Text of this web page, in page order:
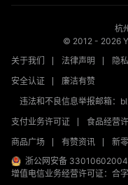
杭
© 2012 - 2026
关于我们
法律声明 隐
安全认证
廉洁有赞
违法和不良信息举报邮箱：
支付业务许可证
食品经营
商品广场
有赞资讯 新
浙公网安备
增值电信业务经营许可证：合